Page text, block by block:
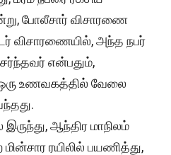
போலீசார் விசாரணை
விசாரணையில், அந்த நபர்
என்பதும்,
ஒரு உணவகத்தில் வேலை
ஆந்திர மாநிலம்
ரயிலில் பயணித்து,